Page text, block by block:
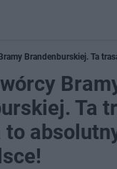
Brandenburskiej. Ta
Ta
to